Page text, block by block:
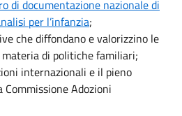
di documentazione nazionale di
per l’infanzia;
che diffondano e valorizzino le
di politiche familiari;
internazionali e il pieno
Adozioni